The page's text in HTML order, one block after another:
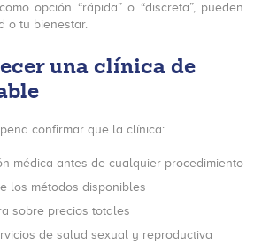
opción “rápida” o “discreta”, pueden
o tu bienestar.
una clínica de
confirmar que la clínica:
médica antes de cualquier procedimiento
los métodos disponibles
sobre precios totales
de salud sexual y reproductiva